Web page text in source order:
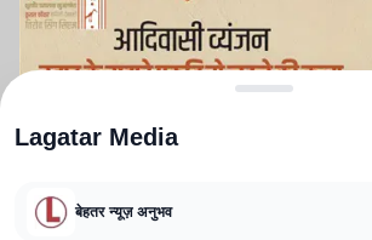
Lagatar Media
बेहतर न्यूज़ अनुभव